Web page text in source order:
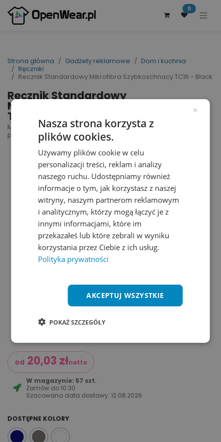
0
Strona główna Gadżety reklamowe
Dom i kuchnia
Ręczniki
Recznik Standardowy Mikrofibra Szybkoschnacy TC16 - Black
Recznik Standardowy
Mikrofibra Szybkoschnacy
TC16 - Black
Microfibre Guest Towel | nr art.: TC16 | nr art.
producenta: TC016
od 20,03 złnetto
W magazynie: 57 szt.
Zamów do10:30
Szacowana data dostawy:12.08.2026
DOSTĘPNE KOLORY
×
Nasza strona korzysta z
plików cookies.
Używamy plików cookie w celu
personalizacji treści, reklam i analizy
naszego ruchu. Udostępniamy również
informacje o tym, jak korzystasz z naszej
witryny, naszym partnerom reklamowym
i analitycznym, którzy mogą łączyć je z
innymi informacjami, które im
przekazałeś lub które zebrali w wyniku
korzystania przez Ciebie z ich usług.
Polityka prywatności
AKCEPTUJ WSZYSTKIE
POKAŻ SZCZEGÓŁY